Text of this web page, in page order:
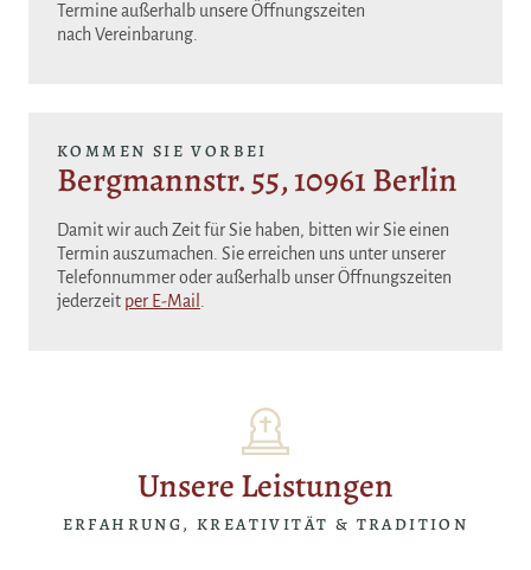
Termine außerhalb unsere Öffnungszeiten
nach Vereinbarung.
KOMMEN SIE VORBEI
Bergmannstr. 55, 10961 Berlin
Damit wir auch Zeit für Sie haben, bitten wir Sie einen
Termin auszumachen. Sie erreichen uns unter unserer
Telefonnummer oder außerhalb unser Öffnungszeiten
jederzeit per E-Mail
Unsere Leistungen
ERFAHRUNG, KREATIVITÄT & TRADITION